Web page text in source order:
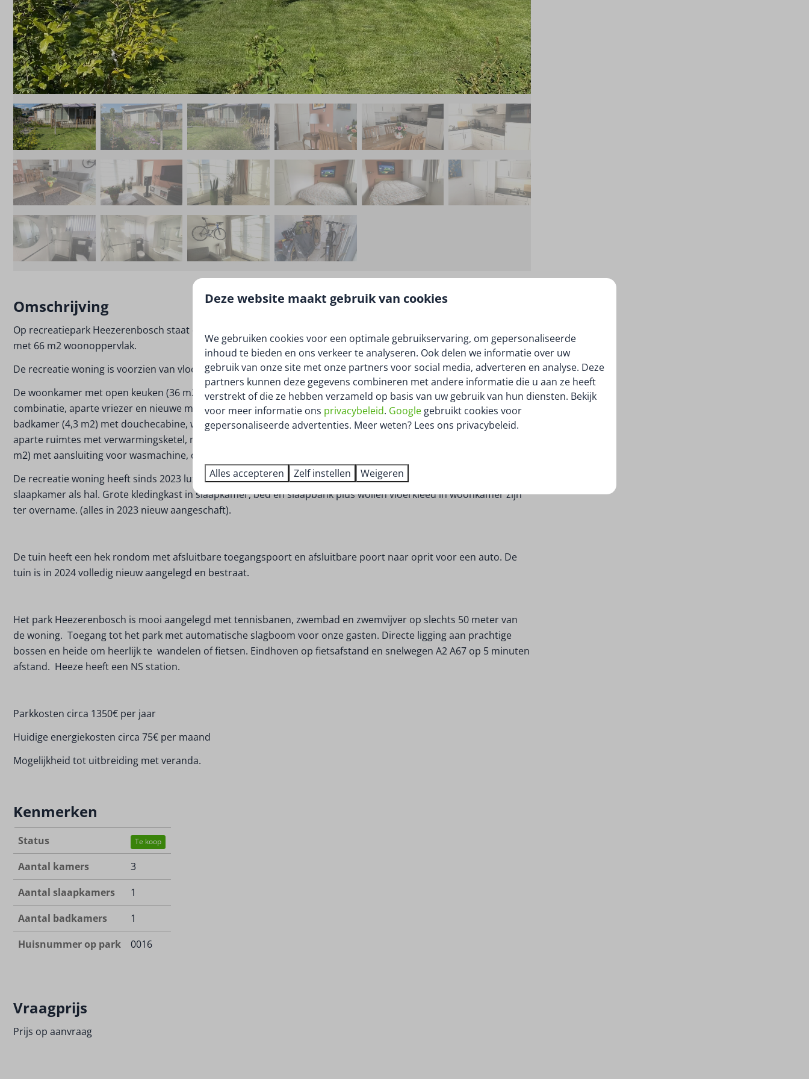
Omschrijving
Op recreatiepark Heezerenbosch staat deze recreatie woning met eigen grond te koop. Op 305 m2 eigen grond
met 66 m2 woonoppervlak.
De recreatie woning is voorzien van vloerverwarming, radiator en airco (2023) die verwarmt en koelt.
De woonkamer met open keuken (36 m2) is betegeld. Keuken is voorzien van 5 pits gaskookplaat, koel/vries
combinatie, aparte vriezer en nieuwe magnetronoven. De recreatie woning heeft één slaapkamer (15m2) en een
badkamer (4,3 m2) met douchecabine, wastafel en wc. Verder heeft de recreatie woning een hal bij de ingang
aparte ruimtes met verwarmingsketel, meterkast en bergruimte. In de tuin is een volledig betegelde ruimte (5,5
m2) met aansluiting voor wasmachine, droger en ruimte voor fietsen, gereedschap e.d.
De recreatie woning heeft sinds 2023 luxe wollen vouwgordijnen en overgordijnen in zowel woonkamer,
slaapkamer als hal. Grote kledingkast in slaapkamer, bed en slaapbank plus wollen vloerkleed in woonkamer zijn
ter overname. (alles in 2023 nieuw aangeschaft).
De tuin heeft een hek rondom met afsluitbare toegangspoort en afsluitbare poort naar oprit voor een auto. De
tuin is in 2024 volledig nieuw aangelegd en bestraat.
Het park Heezerenbosch is mooi aangelegd met tennisbanen, zwembad en zwemvijver op slechts 50 meter van
de woning. Toegang tot het park met automatische slagboom voor onze gasten. Directe ligging aan prachtige
bossen en heide om heerlijk te wandelen of fietsen. Eindhoven op fietsafstand en snelwegen A2 A67 op 5 minuten
afstand. Heeze heeft een NS station.
Parkkosten circa 1350€ per jaar
Huidige energiekosten circa 75€ per maand
Mogelijkheid tot uitbreiding met veranda.
Kenmerken
Status Te koop
Aantal kamers
3
Aantal slaapkamers
1
Aantal badkamers
1
Huisnummer op park
0016
Vraagprijs
Prijs op aanvraag
Deze website maakt gebruik van cookies
We gebruiken cookies voor een optimale gebruikservaring, om gepersonaliseerde
inhoud te bieden en ons verkeer te analyseren. Ook delen we informatie over uw
gebruik van onze site met onze partners voor social media, adverteren en analyse. Deze
partners kunnen deze gegevens combineren met andere informatie die u aan ze heeft
verstrekt of die ze hebben verzameld op basis van uw gebruik van hun diensten. Bekijk
voor meer informatie ons privacybeleid. Google gebruikt cookies voor
gepersonaliseerde advertenties. Meer weten? Lees ons privacybeleid.
Alles accepteren Zelf instellen Weigeren